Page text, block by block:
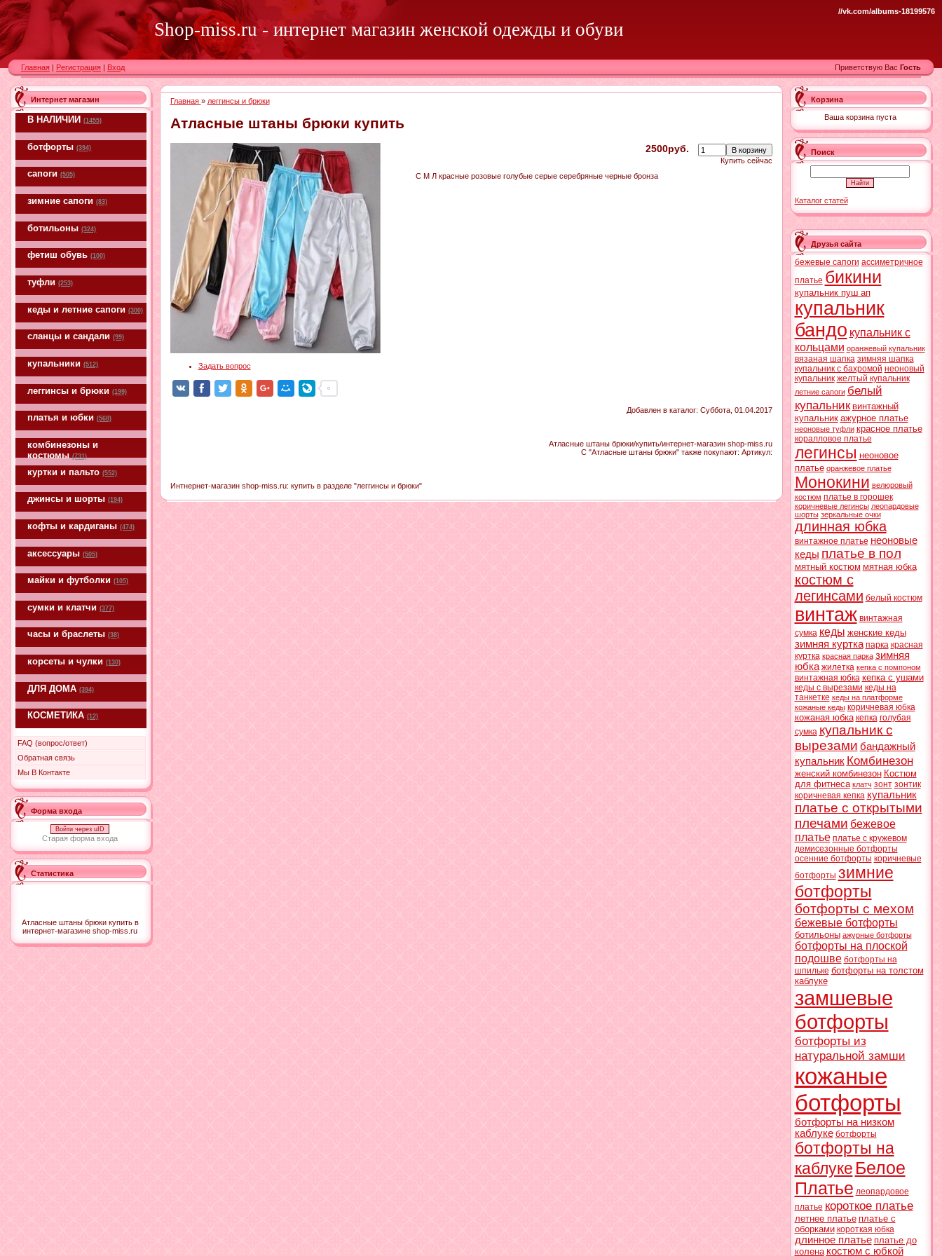
Shop-miss.ru - интернет магазин женской одежды и обуви
//vk.com/albums-18199576
Главная | Регистрация | Вход Приветствую Вас Гость
Интернет магазин
В НАЛИЧИИ(1455)
ботфорты(394)
сапоги(505)
зимние сапоги(83)
ботильоны(324)
фетиш обувь(100)
туфли(253)
кеды и летние сапоги(300)
сланцы и сандали(99)
купальники(512)
леггинсы и брюки(199)
платья и юбки(568)
комбинезоны и
костюмы(731)
куртки и пальто(552)
джинсы и шорты(194)
кофты и кардиганы(474)
аксессуары(505)
майки и футболки(105)
сумки и клатчи(377)
часы и браслеты(38)
корсеты и чулки(130)
ДЛЯ ДОМА(394)
КОСМЕТИКА(12)
FAQ (вопрос/ответ)
Обратная связь
Мы В Контакте
Форма входа
Войти через uID
Старая форма входа
Статистика
Атласные штаны брюки купить в
интернет-магазине shop-miss.ru
Главная » леггинсы и брюки
Атласные штаны брюки купить
2500руб.
С М Л красные розовые голубые серые серебряные черные бронза
Купить сейчас
Задать вопрос
Добавлен в каталог: Суббота, 01.04.2017
Атласные штаны брюки/купить/интернет-магазин shop-miss.ru
С "Атласные штаны брюки" также покупают: Артикул:
Интнернет-магазин shop-miss.ru: купить в разделе "леггинсы и брюки"
Корзина
Ваша корзина пуста
Поиск
Каталог статей
Друзья сайта
бежевые сапоги ассиметричное
платье бикини
купальник пуш ап
купальник
бандо купальник с
кольцами оранжевый купальник
вязаная шапка зимняя шапка
купальник с бахромой неоновый
купальник желтый купальник
летние сапоги белый
купальник винтажный
купальник ажурное платье
неоновые туфли красное платье
коралловое платье
легинсы неоновое
платье оранжевое платье
Монокини велюровый
костюм платье в горошек
коричневые легинсы леопардовые
шорты зеркальные очки
длинная юбка
винтажное платье неоновые
кеды платье в пол
мятный костюм мятная юбка
костюм с
легинсами белый костюм
винтаж винтажная
сумка кеды женские кеды
зимняя куртка парка красная
куртка красная парка зимняя
юбка жилетка кепка с помпоном
винтажная юбка кепка с ушами
кеды с вырезами кеды на
танкетке кеды на платформе
кожаные кеды коричневая юбка
кожаная юбка кепка голубая
сумка купальник с
вырезами бандажный
купальник Комбинезон
женский комбинезон Костюм
для фитнеса клатч зонт зонтик
коричневая кепка купальник
платье с открытыми
плечами бежевое
платье платье с кружевом
демисезонные ботфорты
осенние ботфорты коричневые
ботфорты зимние
ботфорты
ботфорты с мехом
бежевые ботфорты
ботильоны ажурные ботфорты
ботфорты на плоской
подошве ботфорты на
шпильке ботфорты на толстом
каблуке
замшевые
ботфорты
ботфорты из
натуральной замши
кожаные
ботфорты
ботфорты на низком
каблуке ботфорты
ботфорты на
каблуке Белое
Платье леопардовое
платье короткое платье
летнее платье платье с
оборками короткая юбка
длинное платье платье до
колена костюм с юбкой